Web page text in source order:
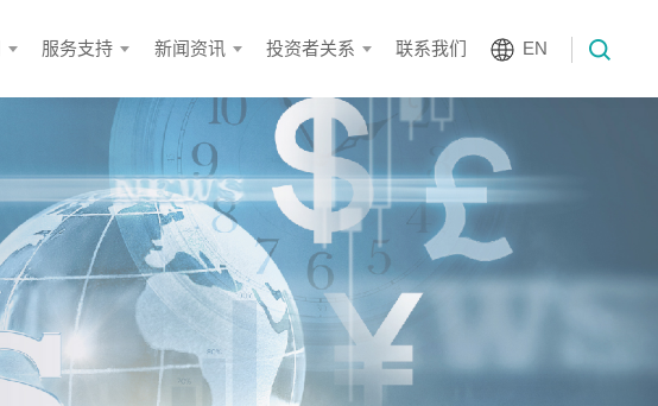
服务支持 新闻资讯 投资者关系 联系我们 EN